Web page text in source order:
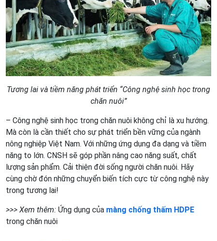
Tương lai và tiềm năng phát triển “Công nghệ sinh học trong
chăn nuôi”
– Công nghệ sinh học trong chăn nuôi không chỉ là xu hướng.
Mà còn là cần thiết cho sự phát triển bền vững của ngành
nông nghiệp Việt Nam. Với những ứng dụng đa dạng và tiềm
năng to lớn. CNSH sẽ góp phần nâng cao năng suất, chất
lượng sản phẩm. Cải thiện đời sống người chăn nuôi. Hãy
cùng chờ đón những chuyển biến tích cực từ công nghệ này
trong tương lai!
>>> Xem thêm: Ứng dụng của màng chống thấm HDPE
trong chăn nuôi